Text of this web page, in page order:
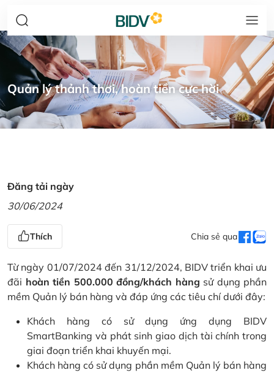
Quản lý thảnh thơi, hoàn tiền cực hời
Đăng tải ngày
30/06/2024
Thích Chia sẻ qua
Từ ngày 01/07/2024 đến 31/12/2024, BIDV triển khai ưu
đãi hoàn tiền 500.000 đồng/khách hàng sử dụng phần
mềm Quản lý bán hàng và đáp ứng các tiêu chí dưới đây:
Khách hàng có sử dụng ứng dụng BIDV
SmartBanking và phát sinh giao dịch tài chính trong
giai đoạn triển khai khuyến mại.
Khách hàng có sử dụng phần mềm Quản lý bán hàng